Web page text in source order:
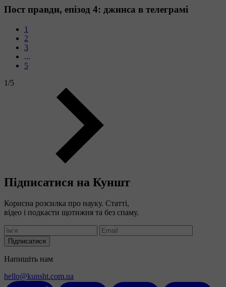
Пост правди, епізод 4: джинса в телеграмі
1
2
3
...
5
1/5
Підписатися на Куншт
Корисна розсилка про науку. Статті,
відео і подкасти щотижня та без спаму.
Підписатися
Напишіть нам
hello@kunsht.com.ua